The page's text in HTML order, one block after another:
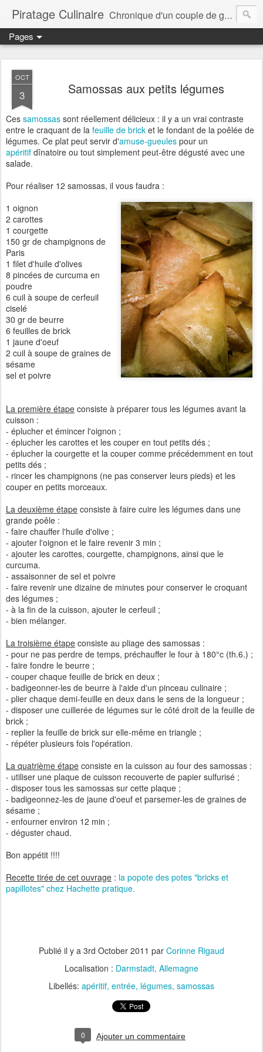
Piratage Culinaire Chronique d'un couple de gourmands
Pages
OCT
3 Samossas aux petits légumes
Ces samossas sont réellement délicieux : il y a un vrai contraste
entre le craquant de la feuille de brick et le fondant de la poêlée de
légumes. Ce plat peut servir d'amuse-gueules pour un
apéritif dînatoire ou tout simplement peut-être dégusté avec une
salade.
Pour réaliser 12 samossas, il vous faudra :
1 oignon
2 carottes
1 courgette
150 gr de champignons de
Paris
1 filet d'huile d'olives
8 pincées de curcuma en
poudre
6 cuil à soupe de cerfeuil
ciselé
30 gr de beurre
6 feuilles de brick
1 jaune d'oeuf
2 cuil à soupe de graines de
sésame
sel et poivre
La première étape consiste à préparer tous les légumes avant la
cuisson :
- éplucher et émincer l'oignon ;
- éplucher les carottes et les couper en tout petits dés ;
- éplucher la courgette et la couper comme précédemment en tout
petits dés ;
- rincer les champignons (ne pas conserver leurs pieds) et les
couper en petits morceaux.
La deuxième étape consiste à faire cuire les légumes dans une
grande poêle :
- faire chauffer l'huile d'olive ;
- ajouter l'oignon et le faire revenir 3 min ;
- ajouter les carottes, courgette, champignons, ainsi que le
curcuma.
- assaisonner de sel et poivre
- faire revenir une dizaine de minutes pour conserver le croquant
des légumes ;
- à la fin de la cuisson, ajouter le cerfeuil ;
- bien mélanger.
La troisième étape consiste au pliage des samossas :
- pour ne pas perdre de temps, préchauffer le four à 180°c (th.6.) ;
- faire fondre le beurre ;
- couper chaque feuille de brick en deux ;
- badigeonner-les de beurre à l'aide d'un pinceau culinaire ;
- plier chaque demi-feuille en deux dans le sens de la longueur ;
- disposer une cuillerée de légumes sur le côté droit de la feuille de
brick ;
- replier la feuille de brick sur elle-même en triangle ;
- répéter plusieurs fois l'opération.
La quatrième étape consiste en la cuisson au four des samossas :
- utiliser une plaque de cuisson recouverte de papier sulfurisé ;
- disposer tous les samossas sur cette plaque ;
- badigeonnez-les de jaune d'oeuf et parsemer-les de graines de
sésame ;
- enfourner environ 12 min ;
- déguster chaud.
Bon appétit !!!!
Recette tirée de cet ouvrage : la popote des potes "bricks et
papillotes" chez Hachette pratique.
Publié il y a 3rd October 2011 par Corinne Rigaud
Localisation : Darmstadt, Allemagne
Libellés: apéritif entrée légumes samossas
0 Ajouter un commentaire